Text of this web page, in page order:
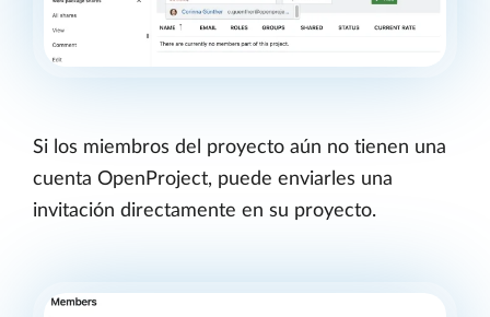
Si los miembros del proyecto aún no tienen una
cuenta OpenProject, puede enviarles una
invitación directamente en su proyecto.